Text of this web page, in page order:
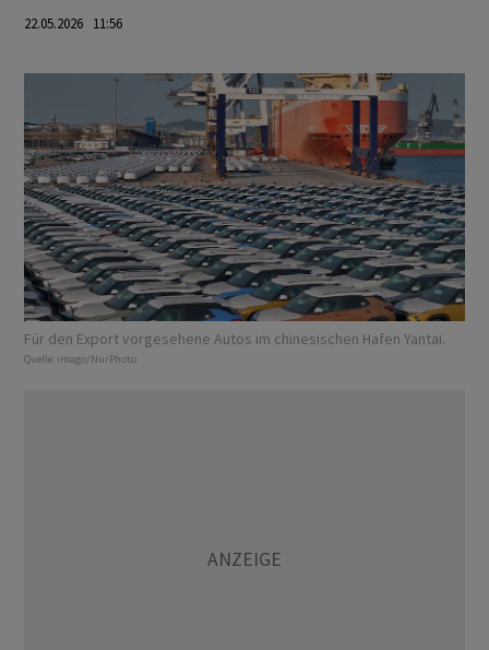
22.05.2026 11:56
Für den Export vorgesehene Autos im chinesischen Hafen Yantai.
Quelle: imago/NurPhoto